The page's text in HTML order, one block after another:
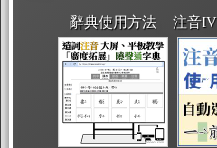
辭典使用方法 注音